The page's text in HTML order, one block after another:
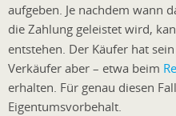
aufgeben. Je nachdem wann
die Zahlung geleistet wird,
entstehen. Der Käufer hat
Verkäufer aber – etwa beim
erhalten. Für genau diesen
Eigentumsvorbehalt.